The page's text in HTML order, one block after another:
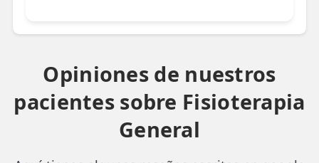
Opiniones de nuestros
pacientes sobre Fisioterapia
General